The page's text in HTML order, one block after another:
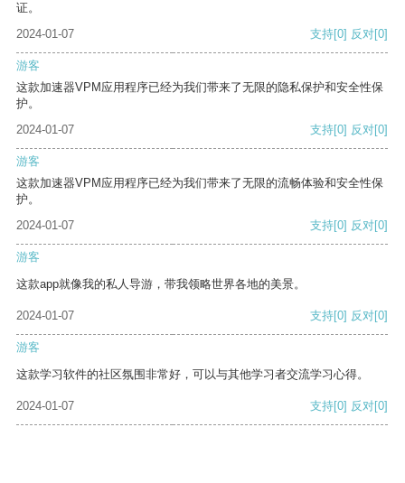
证。
2024-01-07
支持[0] 反对[0]
游客
这款加速器VPM应用程序已经为我们带来了无限的隐私保护和安全性保
护。
2024-01-07
支持[0] 反对[0]
游客
这款加速器VPM应用程序已经为我们带来了无限的流畅体验和安全性保
护。
2024-01-07
支持[0] 反对[0]
游客
这款app就像我的私人导游，带我领略世界各地的美景。
2024-01-07 支持[0] 反对[0]
游客
这款学习软件的社区氛围非常好，可以与其他学习者交流学习心得。
2024-01-07 支持[0] 反对[0]